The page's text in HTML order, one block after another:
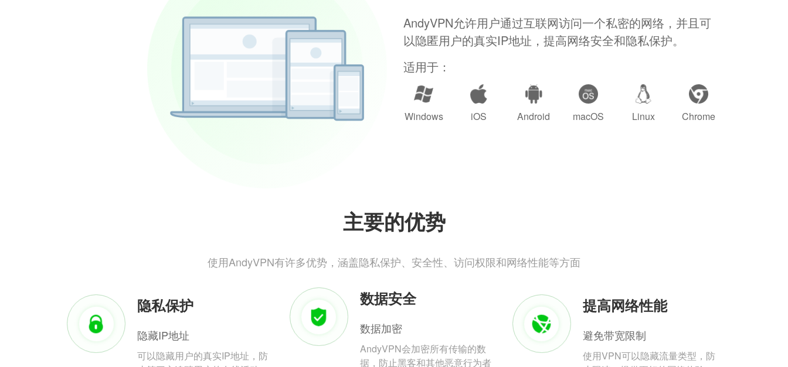
AndyVPN允许用户通过互联网访问一个私密的网络，并且可
以隐匿用户的真实IP地址，提高网络安全和隐私保护。
适用于：
Windows iOS Android macOS Linux Chrome
主要的优势
使用AndyVPN有许多优势，涵盖隐私保护、安全性、访问权限和网络性能等方面
隐私保护
隐藏IP地址
可以隐藏用户的真实IP地址，防
数据安全
数据加密
AndyVPN会加密所有传输的数
据，防止黑客和其他恶意行为者
提高网络性能
避免带宽限制
使用VPN可以隐藏流量类型，防